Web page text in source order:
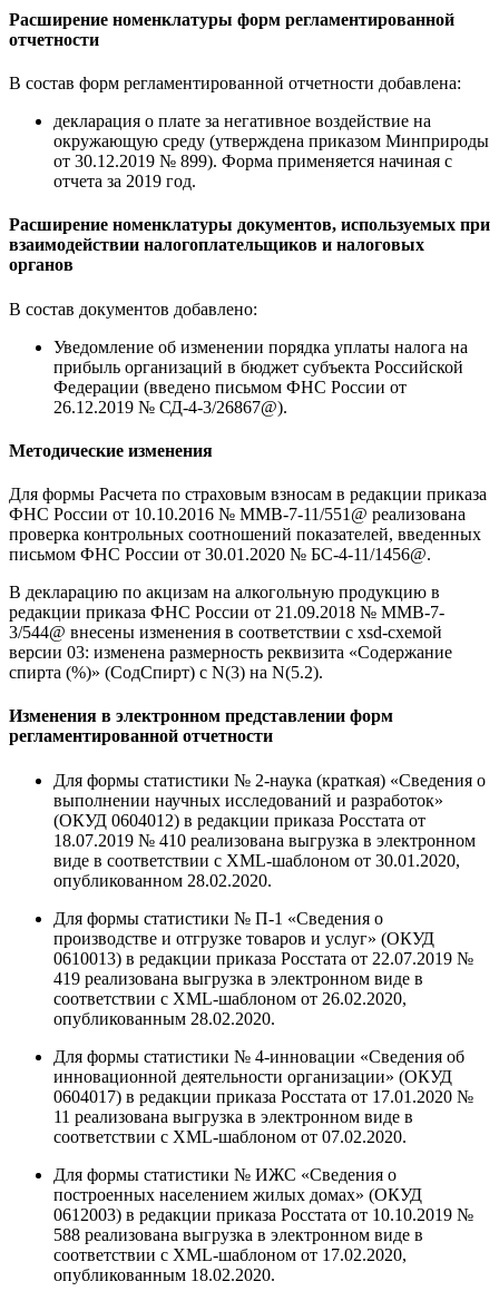
Расширение номенклатуры форм регламентированной
отчетности
В состав форм регламентированной отчетности добавлена:
декларация о плате за негативное воздействие на
окружающую среду (утверждена приказом Минприроды
от 30.12.2019 № 899). Форма применяется начиная с
отчета за 2019 год.
Расширение номенклатуры документов, используемых при
взаимодействии налогоплательщиков и налоговых
органов
В состав документов добавлено:
Уведомление об изменении порядка уплаты налога на
прибыль организаций в бюджет субъекта Российской
Федерации (введено письмом ФНС России от
26.12.2019 № СД-4-3/26867@).
Методические изменения
Для формы Расчета по страховым взносам в редакции приказа
ФНС России от 10.10.2016 № ММВ-7-11/551@ реализована
проверка контрольных соотношений показателей, введенных
письмом ФНС России от 30.01.2020 № БС-4-11/1456@.
В декларацию по акцизам на алкогольную продукцию в
редакции приказа ФНС России от 21.09.2018 № ММВ-7-
3/544@ внесены изменения в соответствии с xsd-схемой
версии 03: изменена размерность реквизита «Содержание
спирта (%)» (СодСпирт) с N(3) на N(5.2).
Изменения в электронном представлении форм
регламентированной отчетности
Для формы статистики № 2-наука (краткая) «Сведения о
выполнении научных исследований и разработок»
(ОКУД 0604012) в редакции приказа Росстата от
18.07.2019 № 410 реализована выгрузка в электронном
виде в соответствии с XML-шаблоном от 30.01.2020,
опубликованном 28.02.2020.
Для формы статистики № П-1 «Сведения о
производстве и отгрузке товаров и услуг» (ОКУД
0610013) в редакции приказа Росстата от 22.07.2019 №
419 реализована выгрузка в электронном виде в
соответствии с XML-шаблоном от 26.02.2020,
опубликованным 28.02.2020.
Для формы статистики № 4-инновации «Сведения об
инновационной деятельности организации» (ОКУД
0604017) в редакции приказа Росстата от 17.01.2020 №
11 реализована выгрузка в электронном виде в
соответствии с XML-шаблоном от 07.02.2020.
Для формы статистики № ИЖС «Сведения о
построенных населением жилых домах» (ОКУД
0612003) в редакции приказа Росстата от 10.10.2019 №
588 реализована выгрузка в электронном виде в
соответствии с XML-шаблоном от 17.02.2020,
опубликованным 18.02.2020.